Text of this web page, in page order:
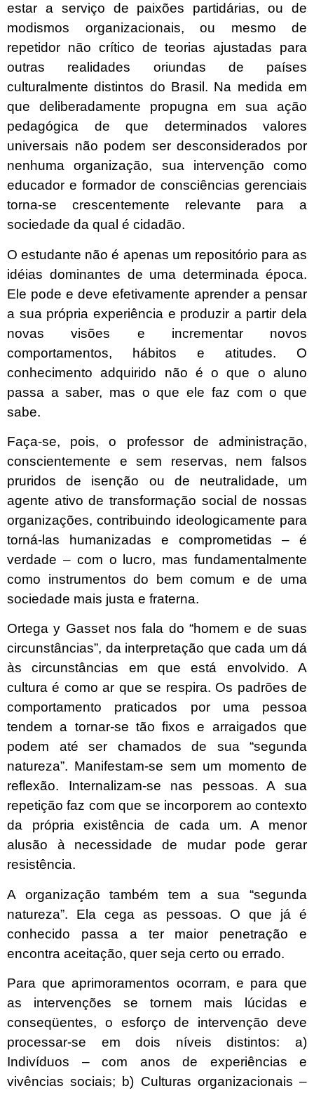
estar a serviço de paixões partidárias, ou de
modismos organizacionais, ou mesmo de
repetidor não crítico de teorias ajustadas para
outras realidades oriundas de países
culturalmente distintos do Brasil. Na medida em
que deliberadamente propugna em sua ação
pedagógica de que determinados valores
universais não podem ser desconsiderados por
nenhuma organização, sua intervenção como
educador e formador de consciências gerenciais
torna-se crescentemente relevante para a
sociedade da qual é cidadão.
O estudante não é apenas um repositório para as
idéias dominantes de uma determinada época.
Ele pode e deve efetivamente aprender a pensar
a sua própria experiência e produzir a partir dela
novas visões e incrementar novos
comportamentos, hábitos e atitudes. O
conhecimento adquirido não é o que o aluno
passa a saber, mas o que ele faz com o que
sabe.
Faça-se, pois, o professor de administração,
conscientemente e sem reservas, nem falsos
pruridos de isenção ou de neutralidade, um
agente ativo de transformação social de nossas
organizações, contribuindo ideologicamente para
torná-las humanizadas e comprometidas – é
verdade – com o lucro, mas fundamentalmente
como instrumentos do bem comum e de uma
sociedade mais justa e fraterna.
Ortega y Gasset nos fala do “homem e de suas
circunstâncias”, da interpretação que cada um dá
às circunstâncias em que está envolvido. A
cultura é como ar que se respira. Os padrões de
comportamento praticados por uma pessoa
tendem a tornar-se tão fixos e arraigados que
podem até ser chamados de sua “segunda
natureza”. Manifestam-se sem um momento de
reflexão. Internalizam-se nas pessoas. A sua
repetição faz com que se incorporem ao contexto
da própria existência de cada um. A menor
alusão à necessidade de mudar pode gerar
resistência.
A organização também tem a sua “segunda
natureza”. Ela cega as pessoas. O que já é
conhecido passa a ter maior penetração e
encontra aceitação, quer seja certo ou errado.
Para que aprimoramentos ocorram, e para que
as intervenções se tornem mais lúcidas e
conseqüentes, o esforço de intervenção deve
processar-se em dois níveis distintos: a)
Indivíduos – com anos de experiências e
vivências sociais; b) Culturas organizacionais –